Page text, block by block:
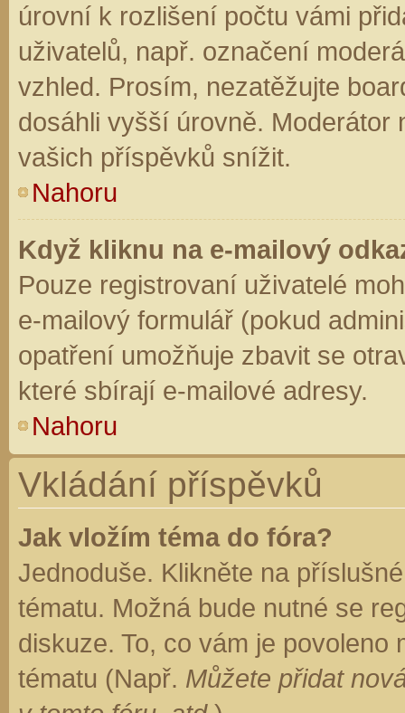
úrovní k rozlišení počtu vámi
uživatelů, např. označení
vzhled. Prosím, nezatěžujte
dosáhli vyšší úrovně. Moderátor
vašich příspěvků snížit.
Nahoru
Když kliknu na e-mailový
Pouze registrovaní uživatelé
e-mailový formulář (pokud
opatření umožňuje zbavit se
které sbírají e-mailové adresy.
Nahoru
Vkládání příspěvků
Jak vložím téma do fóra?
Jednoduše. Klikněte na
tématu. Možná bude nutné se
diskuze. To, co vám je
tématu (Např. Můžete přidat